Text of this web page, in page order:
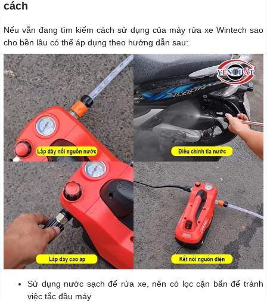
cách
Nếu vẫn đang tìm kiếm cách sử dụng của máy rửa xe Wintech sao
cho bền lâu có thể áp dụng theo hướng dẫn sau:
Sử dụng nước sạch để rửa xe, nên có lọc cặn bẩn để tránh
việc tắc đầu máy